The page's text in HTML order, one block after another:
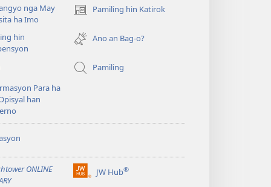
nga May
ha Imo
Pamiling hin Katirok
(opens
window)
hin
Ano an Bag-o?
Pamiling
Para ha
han
ONLINE
JW Hub®
(opens